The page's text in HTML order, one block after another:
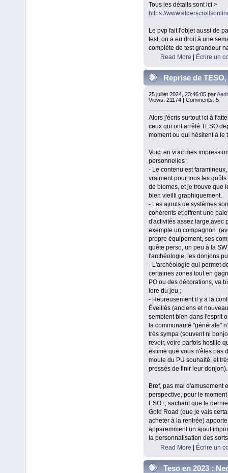
Tous les détails sont ici >
https://
Le pvp fait l'objet aussi de
test, on a eu droit à une
complète de test grandeur
Read More | Écrire un
Reprise de TESO,
impressions
25 juillet 2024, 23:46:05 par
Views: 21174 | Comments: 5
Alors j'écris surtout ici à
ceux qui ont arrêté TESO
moment ou qui hésitent à le
Voici en vrac mes
personnelles :
- Le contenu est
vraiment pour tous les goûts
de biomes, et je trouve que
bien vieilli graphiquement.
- Les ajouts de systèmes
cohérents et offrent une
d'activités assez large,avec
exemple un compagnon
propre équipement, ses
quête perso, un peu à la
l'archéologie, les donjons
- L'archéologie qui permet
certaines zones tout en
PO ou des décorations, va
lore du jeu ;
- Heureusement il y a la
Éveillés (anciens et
semblent bien dans l'esprit
la communauté "générale"
très sympa (souvent ni
revoir, voire parfois hostile
estime que vous n'êtes pas
moule du PU souhaité, et
pressés de finir leur donjon).
Bref, pas mal d'amusement
perspective, pour le
ESO+, sachant que le
Gold Road (que je vais
acheter à la rentrée) apporte
apparemment un ajout
la personnalisation des
Read More | Écrire un
Teso en 2023 :